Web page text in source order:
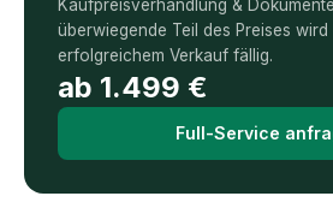
Kaufpreisverhandlung &
überwiegende Teil des Preises
erfolgreichem Verkauf fällig.
ab 1.499 €
Full-Service